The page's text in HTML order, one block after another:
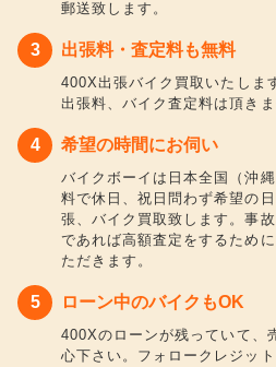
郵送致します。
出張料・査定料も無料
400X出張バイク買取いたしま
出張料、バイク査定料は頂きま
希望の時間にお伺い
バイクボーイは日本全国（沖
料で休日、祝日問わず希望の
張、バイク買取致します。事
であれば高額査定をするため
ただきます。
ローン中のバイクもOK
400Xのローンが残っていて、
心下さい。フォロークレジッ